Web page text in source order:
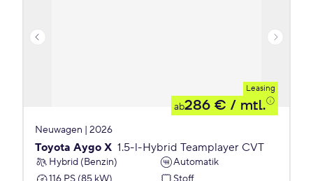
Leasing
ab286 € / mtl.
Neuwagen | 2026
Toyota Aygo X 1.5-l-Hybrid Teamplayer CVT
Hybrid (Benzin)
Automatik